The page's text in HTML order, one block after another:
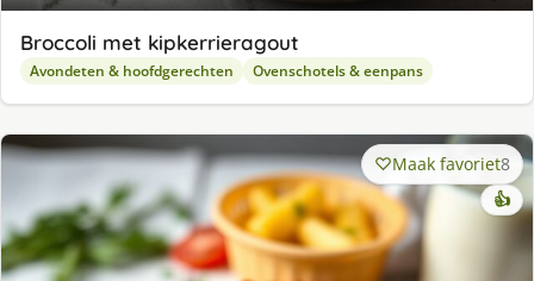
Broccoli met kipkerrieragout
Avondeten & hoofdgerechten Ovenschotels & eenpans
Maak favoriet8
👍